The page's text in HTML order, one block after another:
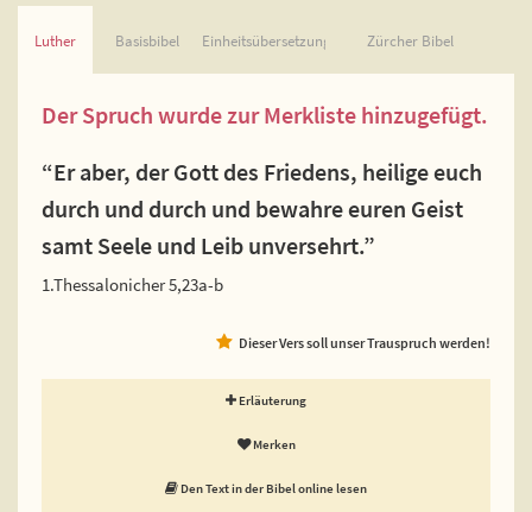
Luther Basisbibel Einheitsübersetzung Zürcher Bibel
Der Spruch wurde zur Merkliste hinzugefügt.
“Er aber, der Gott des Friedens, heilige euch
durch und durch und bewahre euren Geist
samt Seele und Leib unversehrt.”
1.Thessalonicher 5,23a-b
Dieser Vers soll unser Trauspruch werden!
Erläuterung
Merken
Den Text in der Bibel online lesen